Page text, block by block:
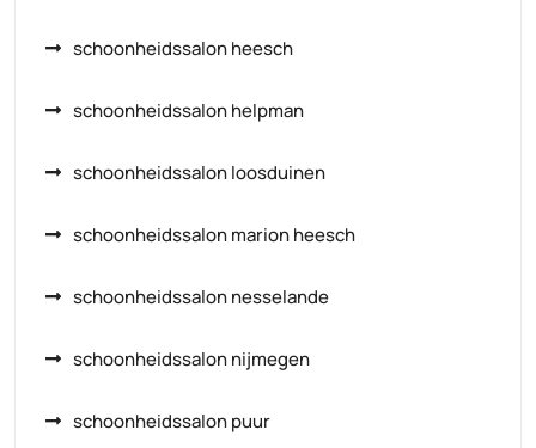
schoonheidssalon heesch
schoonheidssalon helpman
schoonheidssalon loosduinen
schoonheidssalon marion heesch
schoonheidssalon nesselande
schoonheidssalon nijmegen
schoonheidssalon puur